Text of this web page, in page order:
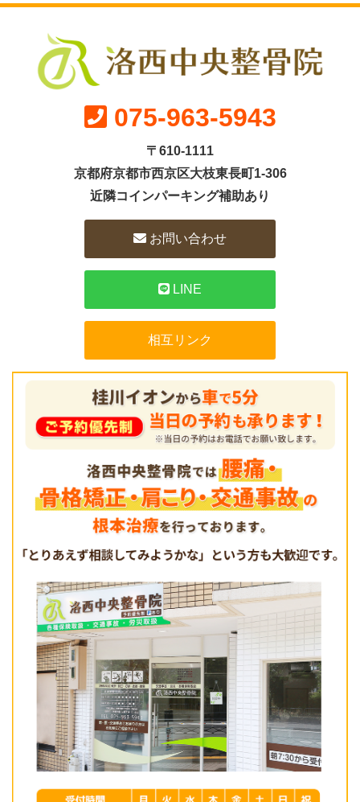
075-963-5943
〒610-1111
京都府京都市西京区大枝東長町1-306
近隣コインパーキング補助あり
お問い合わせ
LINE
相互リンク